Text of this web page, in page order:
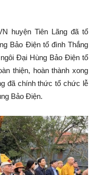
huyện Tiên Lãng đã tổ
Bảo Điện tổ đình Thắng
Đại Hùng Bảo Điện tổ
thiện, hoàn thành xong
đã chính thức tổ chức lễ
Bảo Điện.